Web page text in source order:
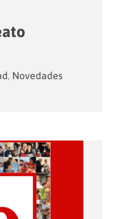
, Novedades